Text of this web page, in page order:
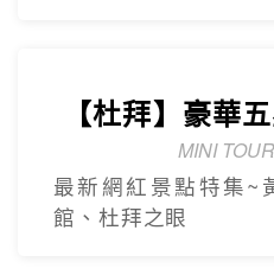
【杜拜】豪華
MINI
最新網紅景點特集~
館、杜拜之眼